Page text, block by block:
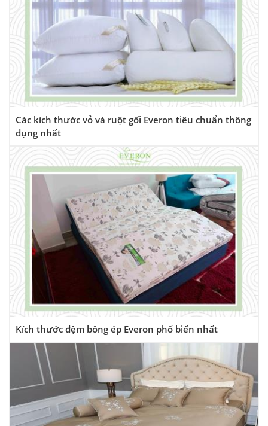
Các kích thước vỏ và ruột gối Everon tiêu chuẩn thông
dụng nhất
Kích thước đệm bông ép Everon phổ biến nhất